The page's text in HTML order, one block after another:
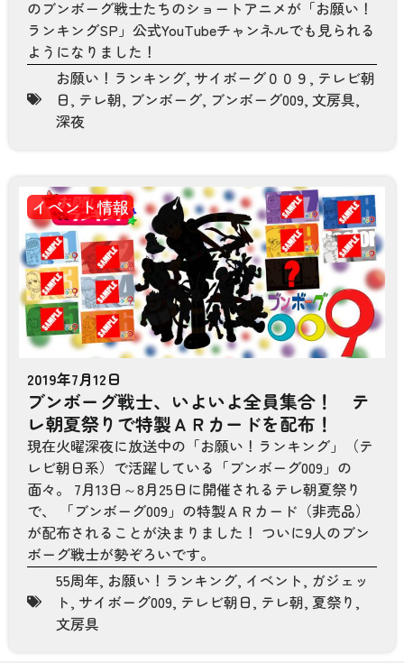
のブンボーグ戦士たちのショートアニメが「お願い！
ランキングSP」公式YouTubeチャンネルでも見られる
ようになりました！
お願い！ランキング, サイボーグ００９ , テレビ朝
日, テレ朝, ブンボーグ, ブンボーグ009, 文房具,
深夜
イベント情報
2019年7月12日
ブンボーグ戦士、いよいよ全員集合！ テ
レ朝夏祭りで特製ＡＲカードを配布！
現在火曜深夜に放送中の「お願い！ランキング」（テ
レビ朝日系）で活躍している「ブンボーグ009」の
面々。 7月13日～8月25日に開催されるテレ朝夏祭り
で、 「ブンボーグ009」の特製ＡＲカード（非売品）
が配布されることが決まりました！ ついに9人のブン
ボーグ戦士が勢ぞろいです。
55周年, お願い！ランキング, イベント, ガジェッ
ト, サイボーグ009, テレビ朝日, テレ朝, 夏祭り ,
文房具